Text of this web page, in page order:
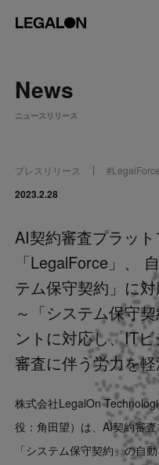
About
Service
News
Recruit
LegalOn Now
Contact
US website
News
ニュースリリース
プレスリリース #LegalForce
2023.2.28
AI契約審査プラッ
「LegalForce」、
テム保守契約」に
～「システム保守
ントに対応し、IT
審査に伴う労力を
株式会社LegalOn
役：角田望）は、AI契約審
「システム保守契約」の自